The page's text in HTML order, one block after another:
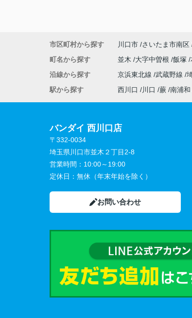
市区町村から探す 川口市 さいたま市南区
町名から探す
並木 大字中曽根 飯塚
沿線から探す
京浜東北線 武蔵野線
駅から探す
西川口 川口 蕨 南浦和
バンダイ 西川口店
〒332-0034
埼玉県川口市並木２丁目2-8
営業時間： 10:00～19:00
定休日： 無休（年末年始を除く）
お問い合わせ